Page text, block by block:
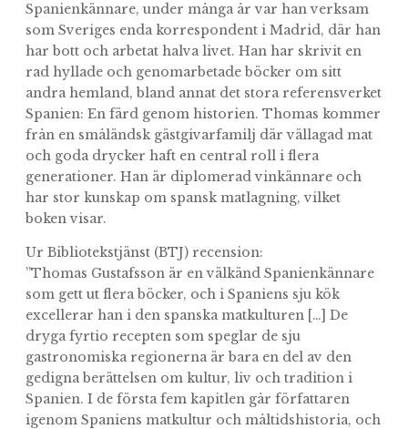
Spanienkännare, under många år var han verksam
som Sveriges enda korrespondent i Madrid, där han
har bott och arbetat halva livet. Han har skrivit en
rad hyllade och genomarbetade böcker om sitt
andra hemland, bland annat det stora referensverket
Spanien: En färd genom historien. Thomas kommer
från en småländsk gästgivarfamilj där vällagad mat
och goda drycker haft en central roll i flera
generationer. Han är diplomerad vinkännare och
har stor kunskap om spansk matlagning, vilket
boken visar.
Ur Bibliotekstjänst (BTJ) recension:
”Thomas Gustafsson är en välkänd Spanienkännare
som gett ut flera böcker, och i Spaniens sju kök
excellerar han i den spanska matkulturen […] De
dryga fyrtio recepten som speglar de sju
gastronomiska regionerna är bara en del av den
gedigna berättelsen om kultur, liv och tradition i
Spanien. I de första fem kapitlen går författaren
igenom Spaniens matkultur och måltidshistoria, och